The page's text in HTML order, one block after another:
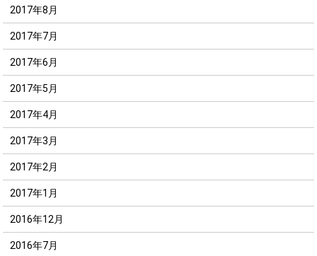
2017年8月
2017年7月
2017年6月
2017年5月
2017年4月
2017年3月
2017年2月
2017年1月
2016年12月
2016年7月